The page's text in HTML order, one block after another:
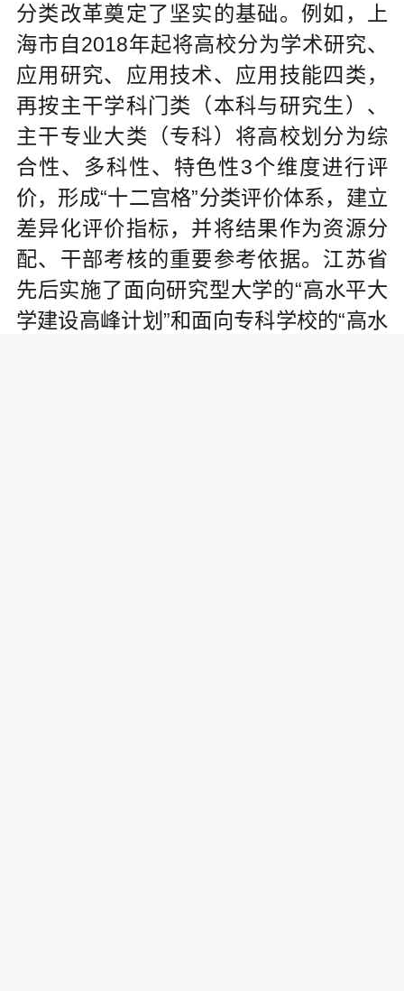
分类改革奠定了坚实的基础。例如，上
海市自2018年起将高校分为学术研究、
应用研究、应用技术、应用技能四类，
再按主干学科门类（本科与研究生）、
主干专业大类（专科）将高校划分为综
合性、多科性、特色性3个维度进行评
价，形成“十二宫格”分类评价体系，建立
差异化评价指标，并将结果作为资源分
配、干部考核的重要参考依据。江苏省
先后实施了面向研究型大学的“高水平大
学建设高峰计划”和面向专科学校的“高水